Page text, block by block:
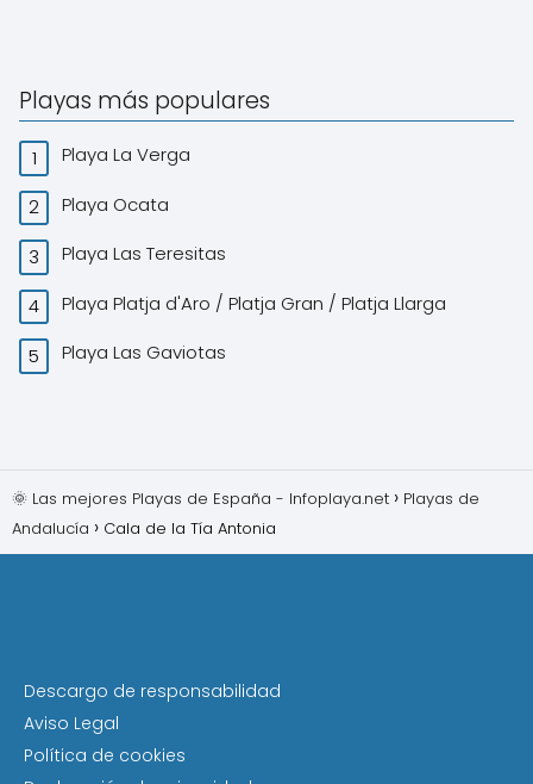
Playas más populares
Playa La Verga
Playa Ocata
Playa Las Teresitas
Playa Platja d'Aro / Platja Gran / Platja Llarga
Playa Las Gaviotas
🌞 Las mejores Playas de España - Infoplaya.net
Playas de
Andalucía
Cala de la Tía Antonia
Descargo de responsabilidad
Aviso Legal
Política de cookies